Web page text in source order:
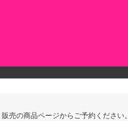
売の商品ページからご予約ください。